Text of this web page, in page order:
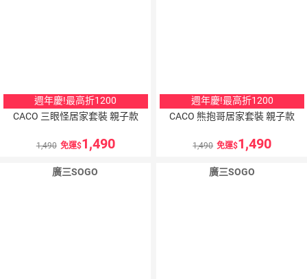
週年慶!最高折1200
CACO 三眼怪居家套裝 親子款
1,490 免運 1,490
週年慶!最高折1200
CACO 熊抱哥居家套裝 親子款
1,490 免運 1,490
廣三SOGO 廣三SOGO